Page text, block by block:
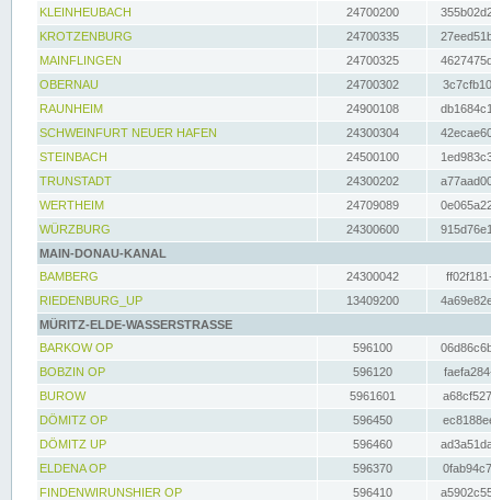
KLEINHEUBACH 24700200
KROTZENBURG
24700335
MAINFLINGEN
24700325
OBERNAU
24700302
RAUNHEIM
24900108
SCHWEINFURT NEUER HAFEN
24300304
STEINBACH
24500100
TRUNSTADT
24300202
WERTHEIM
24709089
WÜRZBURG
24300600
MAIN-DONAU-KANAL
BAMBERG
24300042
RIEDENBURG_UP
13409200
MÜRITZ-ELDE-WASSERSTRASSE
BARKOW OP
596100
BOBZIN OP
596120
BUROW
5961601
DÖMITZ OP
596450
DÖMITZ UP
596460
ELDENA OP
596370
FINDENWIRUNSHIER OP
596410